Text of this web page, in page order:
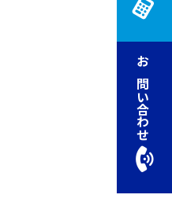
お問い合わせ